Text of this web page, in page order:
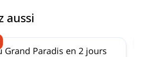
aussi
Grand Paradis en 2 jours